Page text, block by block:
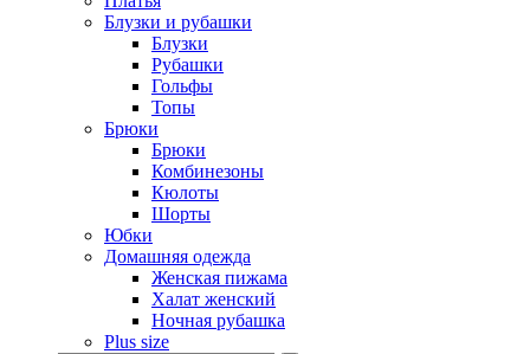
Блузки и рубашки
Блузки
Рубашки
Гольфы
Топы
Брюки
Брюки
Комбинезоны
Кюлоты
Шорты
Юбки
Домашняя одежда
Женская пижама
Халат женский
Ночная рубашка
Plus size